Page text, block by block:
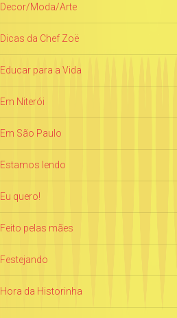
Decor/Moda/Arte
Dicas da Chef Zoë
Educar para a Vida
Em Niterói
Em São Paulo
Estamos lendo
Eu quero!
Feito pelas mães
Festejando
Hora da Historinha